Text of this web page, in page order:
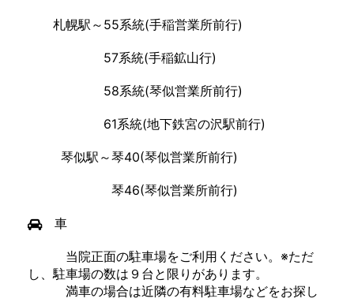
札幌駅～55系統(手稲営業所前行)
57系統(手稲鉱山行)
58系統(琴似営業所前行)
61系統(地下鉄宮の沢駅前行)
琴似駅～琴40(琴似営業所前行)
琴46(琴似営業所前行)
車
当院正面の駐車場をご利用ください。※ただ
し、駐車場の数は９台と限りがあります。
満車の場合は近隣の有料駐車場などをお探し